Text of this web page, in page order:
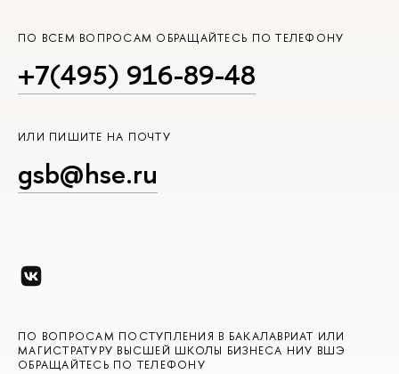
ПО ВСЕМ ВОПРОСАМ ОБРАЩАЙТЕСЬ ПО ТЕЛЕФОНУ
+7(495) 916-89-48
ИЛИ ПИШИТЕ НА ПОЧТУ
gsb@hse.ru
ПО ВОПРОСАМ ПОСТУПЛЕНИЯ В БАКАЛАВРИАТ ИЛИ
МАГИСТРАТУРУ ВЫСШЕЙ ШКОЛЫ БИЗНЕСА НИУ ВШЭ
ОБРАЩАЙТЕСЬ ПО ТЕЛЕФОНУ